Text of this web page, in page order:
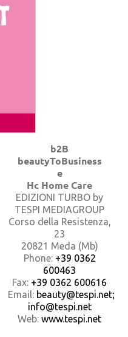
b2B
beautyToBusiness
e
Hc Home Care
EDIZIONI TURBO by
TESPI MEDIAGROUP
Corso della Resistenza,
23
20821 Meda (Mb)
Phone: +39 0362
600463
Fax: +39 0362 600616
Email: beauty@tespi.net;
info@tespi.net
Web: www.tespi.net